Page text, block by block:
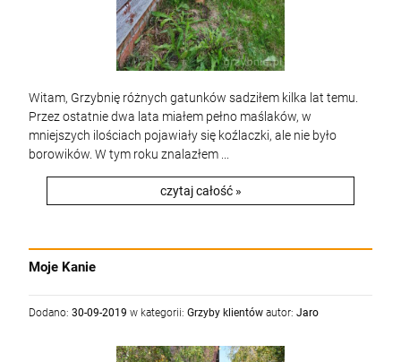
Witam, Grzybnię różnych gatunków sadziłem kilka lat temu.
Przez ostatnie dwa lata miałem pełno maślaków, w
mniejszych ilościach pojawiały się koźlaczki, ale nie było
borowików. W tym roku znalazłem ...
czytaj całość »
Moje Kanie
Dodano: 30-09-2019 w kategorii: Grzyby klientów autor: Jaro